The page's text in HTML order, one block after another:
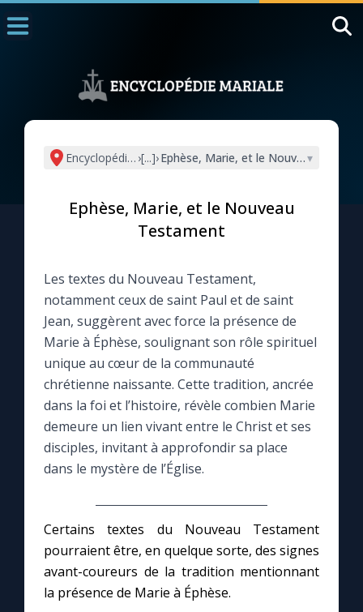
L'actualité de la semaine
La newsletter
La vidéo de la semaine
Le compte Tiktok
Le magazine
Questions-réponses
Prier au quotidien
Encyclopédie mariale
›[...]›Ephèse, Marie, et le Nouveau
▾
Ephèse, Marie, et le Nouveau
Testament
Les textes du Nouveau Testament,
notamment ceux de saint Paul et de saint
Jean, suggèrent avec force la présence de
Marie à Éphèse, soulignant son rôle spirituel
unique au cœur de la communauté
chrétienne naissante. Cette tradition, ancrée
dans la foi et l’histoire, révèle combien Marie
demeure un lien vivant entre le Christ et ses
disciples, invitant à approfondir sa place
dans le mystère de l’Église.
Certains textes du Nouveau Testament
pourraient être, en quelque sorte, des signes
avant-coureurs de la tradition mentionnant
la présence de Marie à Éphèse.